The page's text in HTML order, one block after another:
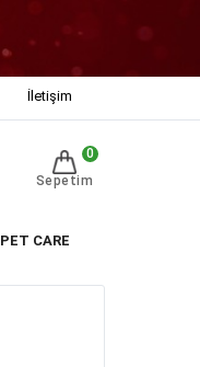
İletişim
Sepetim
0
PET CARE